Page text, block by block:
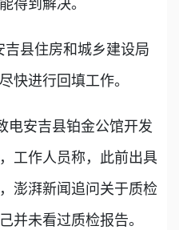
县住房和城乡建设局
快进行回填工作。
安吉县铂金公馆开发
工作人员称，此前出具
澎湃新闻追问关于质检
并未看过质检报告。